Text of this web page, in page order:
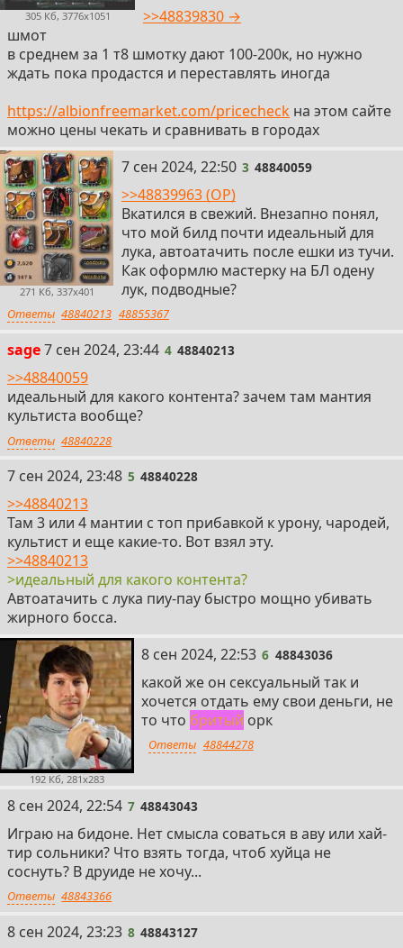
305 Кб, 3776x1051
>>48839830 →
шмот
в среднем за 1 т8 шмотку дают 100-200к, но нужно
ждать пока продастся и переставлять иногда
https://albionfreemarket.com/pricecheck на этом сайте
можно цены чекать и сравнивать в городах
271 Кб, 337x401
3
7 сен 2024, 22:50 3 48840059
>>48839963 (OP)
Вкатился в свежий. Внезапно понял,
что мой билд почти идеальный для
лука, автоатачить после ешки из тучи.
Как оформлю мастерку на БЛ одену
лук, подводные?
Ответы 48840213 48855367
sage4
7 сен 2024, 23:44 4 48840213
>>48840059
идеальный для какого контента? зачем там мантия
культиста вообще?
Ответы 48840228
5
7 сен 2024, 23:48 5 48840228
>>48840213
Там 3 или 4 мантии с топ прибавкой к урону, чародей,
культист и еще какие-то. Вот взял эту.
>>48840213
>идеальный для какого контента?
Автоатачить с лука пиу-пау быстро мощно убивать
жирного босса.
192 Кб, 281x283
6
8 сен 2024, 22:53 6 48843036
какой же он сексуальный так и
хочется отдать ему свои деньги, не
то что бpитый орк
Ответы 48844278
7
8 сен 2024, 22:54 7 48843043
Играю на бидоне. Нет смысла соваться в аву или хай-
тир сольники? Что взять тогда, чтоб хуйца не
соснуть? В друиде не хочу...
Ответы 48843366
8
8 сен 2024, 23:23 8 48843127